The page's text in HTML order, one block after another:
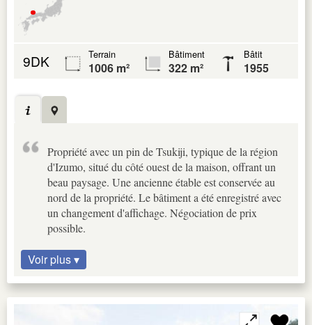
9DK Terrain
1006 m²
Bâtiment
322 m²
Bâtit
1955
Propriété avec un pin de Tsukiji, typique de la région
d'Izumo, situé du côté ouest de la maison, offrant un
beau paysage. Une ancienne étable est conservée au
nord de la propriété. Le bâtiment a été enregistré avec
un changement d'affichage. Négociation de prix
possible.
Voir plus ▾